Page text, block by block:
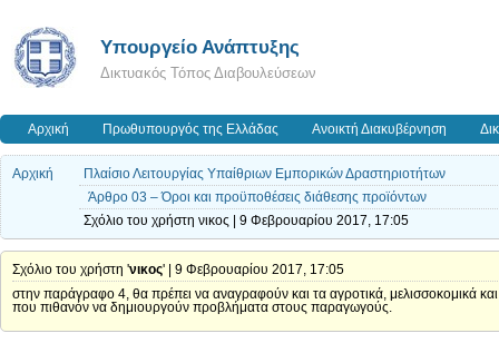
Υπουργείο Ανάπτυξης
Δικτυακός Τόπος Διαβουλεύσεων
Αρχική Πρωθυπουργός της Ελλάδας Ανοικτή Διακυβέρνηση
Αρχική
Πλαίσιο Λειτουργίας Υπαίθριων Εμπορικών Δραστηριοτήτων
Άρθρο 03 – Όροι και προϋποθέσεις διάθεσης προϊόντων
Σχόλιο του χρήστη νικος | 9 Φεβρουαρίου 2017, 17:05
Σχόλιο του χρήστη 'νικος' | 9 Φεβρουαρίου 2017, 17:05
στην παράγραφο 4, θα πρέπει να αναγραφούν και τα αγροτικά, μελισσοκομικά
που πιθανόν να δημιουργούν προβλήματα στους παραγωγούς.